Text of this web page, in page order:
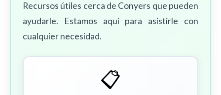
Recursos útiles cerca de Conyers que pueden
ayudarle. Estamos aquí para asistirle con
cualquier necesidad.
📋